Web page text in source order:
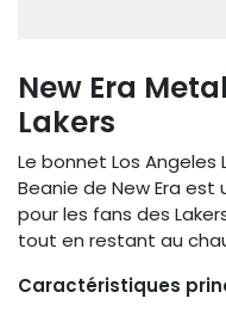
New Era
Lakers
Le bonnet Los Angeles
Beanie de New Era
pour les fans des
tout en restant au
Caractéristiques